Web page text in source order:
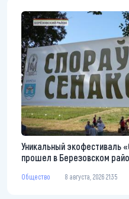
Уникальный экофестиваль
прошел в Березовском
Общество 8 августа, 2026 21:35